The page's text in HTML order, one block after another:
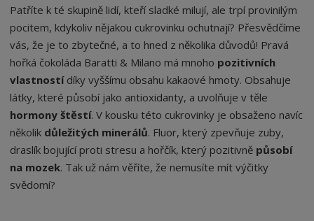
Patříte k té skupině lidí, kteří sladké milují, ale trpí provinilým
pocitem, kdykoliv nějakou cukrovinku ochutnají? Přesvědčíme
vás, že je to zbytečné, a to hned z několika důvodů! Pravá
hořká čokoláda Baratti & Milano má mnoho pozitivních
vlastností díky vyššímu obsahu kakaové hmoty. Obsahuje
látky, které působí jako antioxidanty, a uvolňuje v těle
hormony štěstí. V kousku této cukrovinky je obsaženo navíc
několik důležitých minerálů. Fluor, který zpevňuje zuby,
draslík bojující proti stresu a hořčík, který pozitivně působí
na mozek. Tak už nám věříte, že nemusíte mít výčitky
svědomí?